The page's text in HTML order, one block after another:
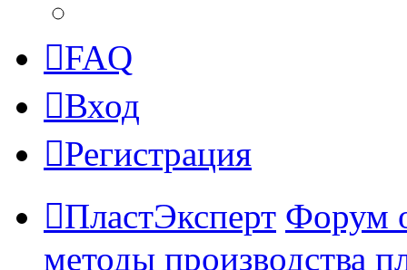
FAQ
Вход
Регистрация
ПластЭксперт Форум
методы производства